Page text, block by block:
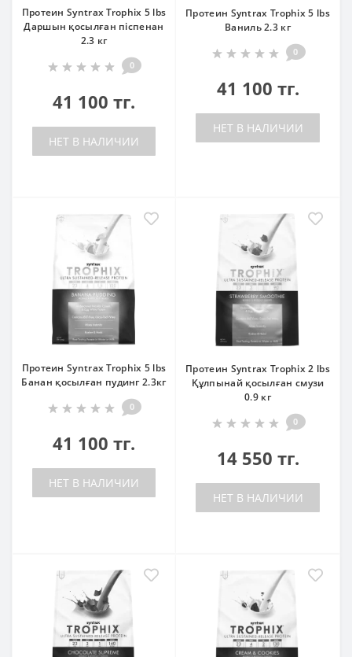
Протеин Syntrax Trophix 5 lbs
Даршын қосылған піспенан
2.3 кг
0
41 100 тг.
НЕТ В НАЛИЧИИ
Протеин Syntrax Trophix 5 lbs
Ваниль 2.3 кг
0
41 100 тг.
НЕТ В НАЛИЧИИ
Протеин Syntrax Trophix 5 lbs
Банан қосылған пудинг 2.3кг
0
41 100 тг.
НЕТ В НАЛИЧИИ
Протеин Syntrax Trophix 2 lbs
Құлпынай қосылған смузи
0.9 кг
0
14 550 тг.
НЕТ В НАЛИЧИИ